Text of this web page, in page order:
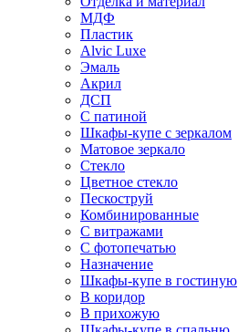
МДФ
Пластик
Alvic Luxe
Эмаль
Акрил
ДСП
С патиной
Шкафы-купе с зеркалом
Матовое зеркало
Стекло
Цветное стекло
Пескоструй
Комбинированные
С витражами
С фотопечатью
Назначение
Шкафы-купе в гостиную
В коридор
В прихожую